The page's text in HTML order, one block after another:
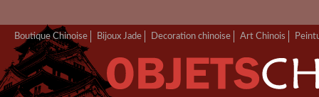
Boutique Chinoise Bijoux Jade Decoration chinoise Art Chinois